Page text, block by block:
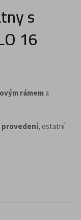
s
16
rámem a
provedení, ostatní